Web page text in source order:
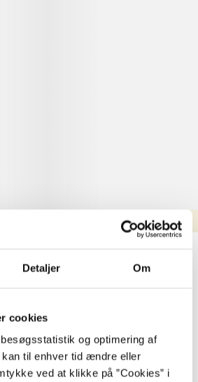
Detaljer Om
cookies
og optimering af
kan til enhver tid ændre eller
ved at klikke på ”Cookies” i
amet ...
amet ...
amet ...
amet ...